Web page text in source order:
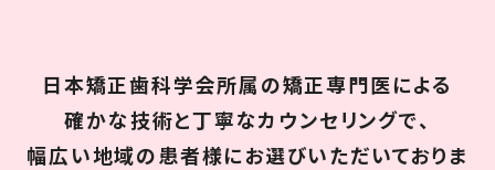
日本矯正歯科学会所属の矯正専門医による
確かな技術と丁寧なカウンセリングで、
幅広い地域の患者様にお選びいただいておりま